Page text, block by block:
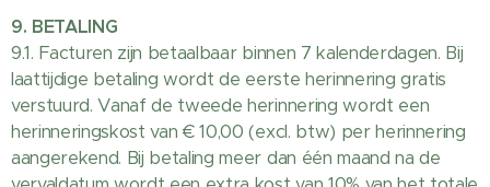
9. BETALING
9.1. Facturen zijn betaalbaar binnen 7 kalenderdagen. Bij
laattijdige betaling wordt de eerste herinnering gratis
verstuurd. Vanaf de tweede herinnering wordt een
herinneringskost van € 10,00 (excl. btw) per herinnering
aangerekend. Bij betaling meer dan één maand na de